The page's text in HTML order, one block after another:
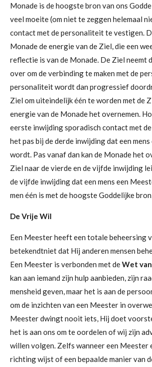
Monade is de hoogste bron van ons
veel moeite (om niet te zeggen helemaal
contact met de personaliteit te vestigen.
Monade de energie van de Ziel, die een
reflectie is van de Monade. De Ziel neemt
over om de verbinding te maken met de
personaliteit wordt dan progressief
Ziel om uiteindelijk één te worden met de
energie van de Monade het overnemen.
eerste inwijding sporadisch contact met de
het pas bij de derde inwijding dat een mens
wordt. Pas vanaf dan kan de Monade het
Ziel naar de vierde en de vijfde inwijding
de vijfde inwijding dat een mens een
men één is met de hoogste Goddelijke
De Vrije Wil
Een Meester heeft een totale beheersing
betekendtniet dat Hij anderen mensen
Een Meester is verbonden met deWet
kan aan iemand zijn hulp aanbieden, zijn
mensheid geven, maar het is aan de
om de inzichten van een Meester in
Meester dwingt nooit iets, Hij doet
het is aan ons om te oordelen of wij zijn
willen volgen. Zelfs wanneer een Meester
richting wijst of een bepaalde manier van